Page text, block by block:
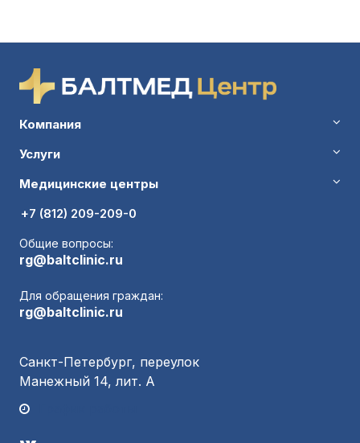
Компания
Услуги
Медицинские центры
+7 (812) 209-209-0
Общие вопросы:
rg@baltclinic.ru
Для обращения граждан:
rg@baltclinic.ru
Санкт-Петербург, переулок
Манежный 14, лит. А